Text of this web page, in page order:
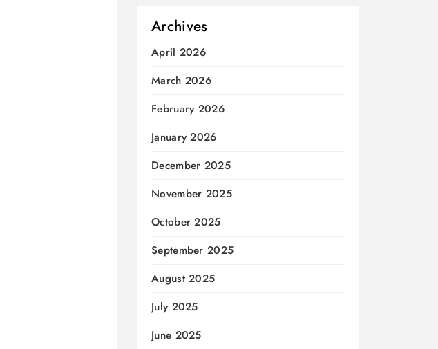
Archives
April 2026
March 2026
February 2026
January 2026
December 2025
November 2025
October 2025
September 2025
August 2025
July 2025
June 2025